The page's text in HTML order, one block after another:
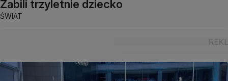
Zabili trzyletnie dziecko
ŚWIAT